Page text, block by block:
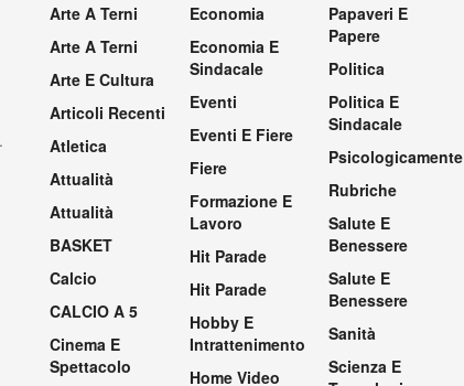
Arte A Terni
Arte A Terni
Arte E Cultura
Articoli Recenti
Atletica
Attualità
Attualità
BASKET
Calcio
CALCIO A 5
Cinema E
Spettacolo
Economia
Economia E
Sindacale
Eventi
Eventi E Fiere
Fiere
Formazione E
Lavoro
Hit Parade
Hit Parade
Hobby E
Intrattenimento
Home Video
Papaveri E
Papere
Politica
Politica E
Sindacale
Psicologicamente
Rubriche
Salute E
Benessere
Salute E
Benessere
Sanità
Scienza E